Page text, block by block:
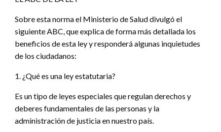
Sobre esta norma el Ministerio de Salud divulgó el
siguiente ABC, que explica de forma más detallada los
beneficios de esta ley y responderá algunas inquietudes
de los ciudadanos:
1. ¿Qué es una ley estatutaria?
Es un tipo de leyes especiales que regulan derechos y
deberes fundamentales de las personas y la
administración de justicia en nuestro país.